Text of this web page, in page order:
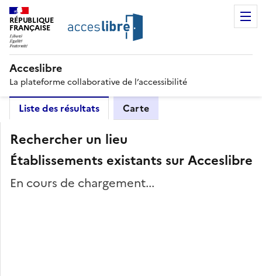
RÉPUBLIQUE
FRANÇAISE
Acceslibre
La plateforme collaborative de l’accessibilité
Liste des résultats Carte
Rechercher un lieu
Établissements existants sur Acceslibre
En cours de chargement...